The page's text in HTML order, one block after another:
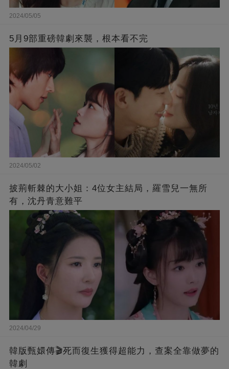
2024/05/05
5月9部重磅韓劇來襲，根本看不完
2024/05/02
披荊斬棘的大小姐：4位女主結局，羅雪兒一無所
有，沈丹青意難平
2024/04/29
韓版甄嬛傳🎬死而復生獲得超能力，查案全靠做夢的
韓劇